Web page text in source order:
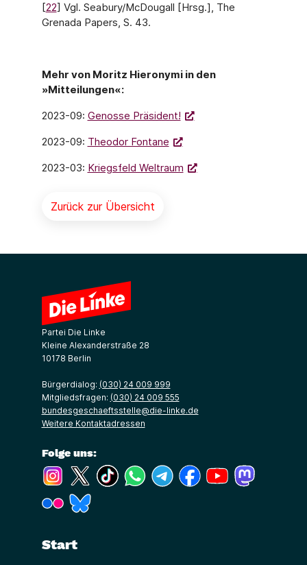
[22] Vgl. Seabury/McDougall [Hrsg.], The
Grenada Papers, S. 43.
Mehr von Moritz Hieronymi in den
»Mitteilungen«:
2023-09: Genosse Präsident!
2023-09: Theodor Fontane
2023-03: Kriegsfeld Weltraum
Zurück zur Übersicht
Partei Die Linke
Kleine Alexanderstraße 28
10178 Berlin
Bürgerdialog: (030) 24 009 999
Mitgliedsfragen: (030) 24 009 555
bundesgeschaeftsstelle@die-linke.de
Weitere Kontaktadressen
Folge uns:
(Link öffnet ein neues Fenster)
(Link öffnet ein neues Fenster)
(Link öffnet ein neues Fenster)
(Link öffnet ein neues Fenster)
(Link öffnet ein neues Fenster)
(Link öffnet ein neues
(Link öffnet ein
(Link öffnet ein neues Fenster)
Start